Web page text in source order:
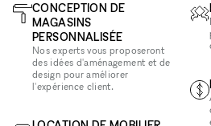
CONCEPTION DE
MAGASINS
PERSONNALISÉE
Nos experts vous proposeront
des idées d'aménagement et de
design pour améliorer
l'expérience client.